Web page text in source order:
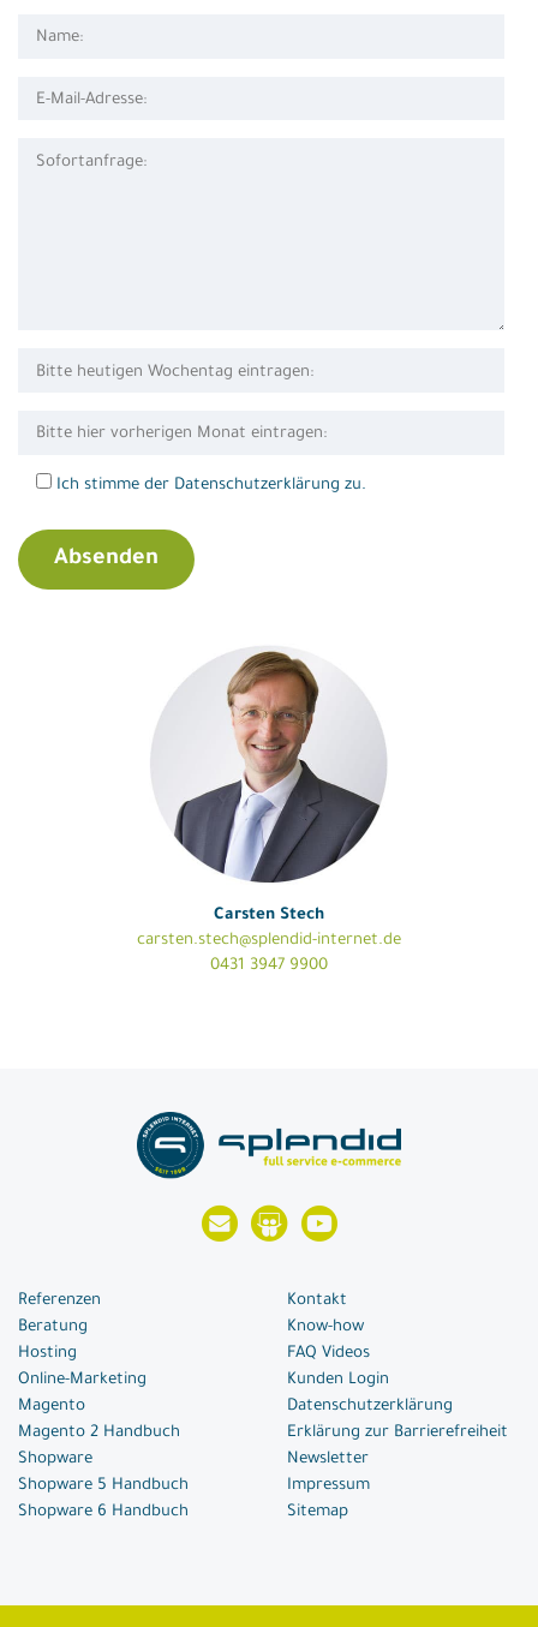
Ich stimme der Datenschutzerklärung zu.
Carsten Stech
carsten.stech@splendid-internet.de
0431 3947 9900
Referenzen
Beratung
Hosting
Online-Marketing
Magento
Magento 2 Handbuch
Shopware
Shopware 5 Handbuch
Shopware 6 Handbuch
Kontakt
Know-how
FAQ Videos
Kunden Login
Datenschutzerklärung
Erklärung zur Barrierefreiheit
Newsletter
Impressum
Sitemap